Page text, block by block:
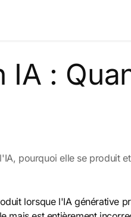
IA :
pourquoi elle se produit
lorsque l'IA générative